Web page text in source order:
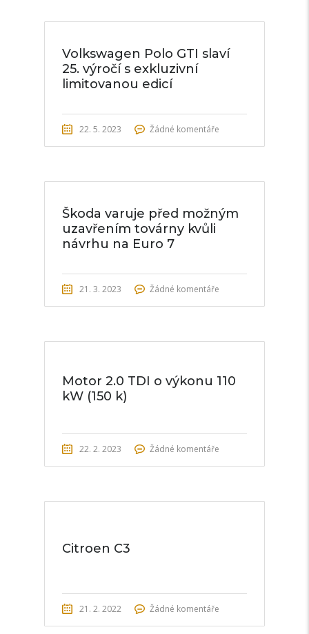
Volkswagen Polo GTI slaví
25. výročí s exkluzivní
limitovanou edicí
22. 5. 2023 Žádné komentáře
Škoda varuje před možným
uzavřením továrny kvůli
návrhu na Euro 7
21. 3. 2023 Žádné komentáře
Motor 2.0 TDI o výkonu 110
kW (150 k)
22. 2. 2023 Žádné komentáře
Citroen C3
21. 2. 2022 Žádné komentáře